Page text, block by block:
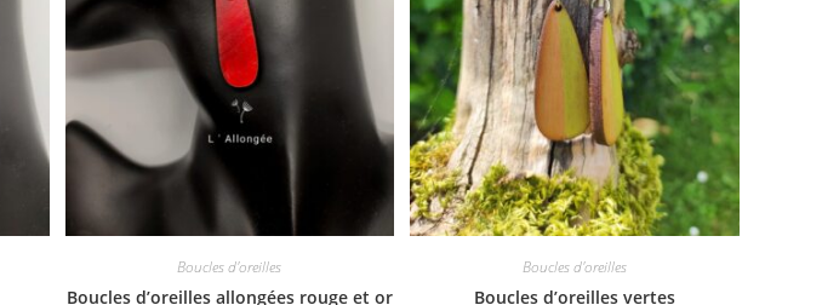
Boucles d'oreilles
Boucles d’oreilles allongées rouge et or
Boucles d'oreilles
Boucles d’oreilles vertes